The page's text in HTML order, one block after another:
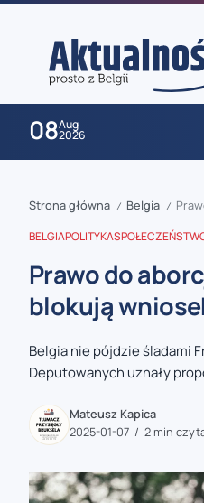
08Aug
2026
zaobserwuj nas
zaobserwuj nas
zaobserwuj nas
Strona główna / Belgia /
BELGIAPOLITYKA
Prawo do
blokują
Belgia nie pójdzie śladami
Deputowanych uznały
Mateusz Kapica
2025-01-07
2 min